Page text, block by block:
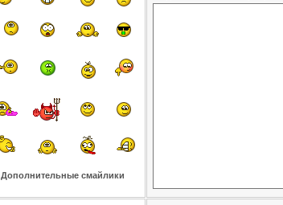
Дополнительные смайлики